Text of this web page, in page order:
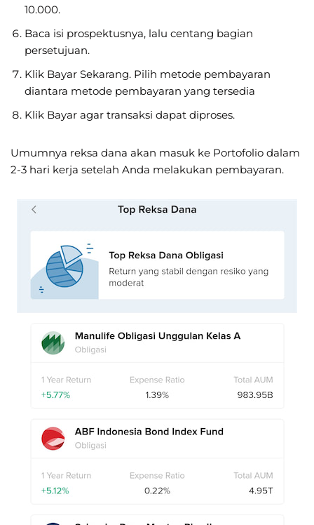
10.000.
Baca isi prospektusnya, lalu centang bagian
persetujuan.
Klik Bayar Sekarang. Pilih metode pembayaran
diantara metode pembayaran yang tersedia
Klik Bayar agar transaksi dapat diproses.
Umumnya reksa dana akan masuk ke Portofolio dalam
2-3 hari kerja setelah Anda melakukan pembayaran.